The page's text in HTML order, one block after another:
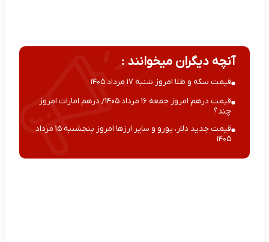
آنچه دیگران میخوانند :
قیمت سکه و طلا امروز شنبه ۱۷ مرداد ۱۴۰۵
قیمت درهم امروز جمعه ۱۶ مرداد ۱۴۰۵/ درهم امارات امروز
چند؟
قیمت جدید دلار، یورو و سایر ارزها امروز پنجشنبه ۱۵ مرداد
۱۴۰۵